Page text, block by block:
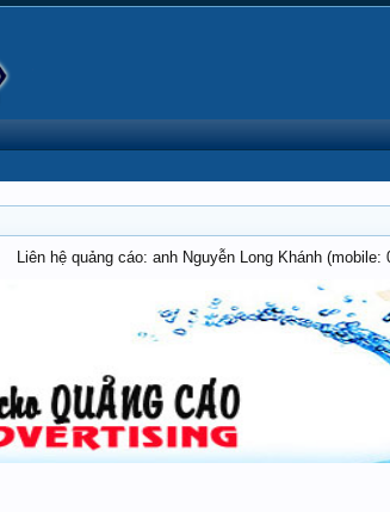
Liên hệ quảng cáo: anh Nguyễn Long Khánh